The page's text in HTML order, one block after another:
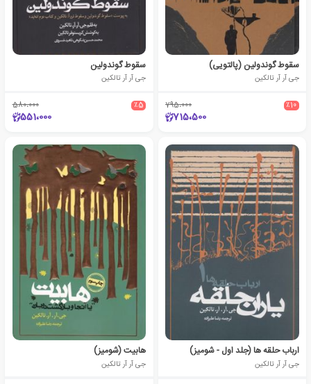
سقوط گوندولین (پالتویی)
جی آر آر تالکین
٪10 795،000
715،500
سقوط گوندولین
جی آر آر تالکین
٪5 580،000
551،000
ارباب حلقه ها (جلد اول - شومیز)
جی آر آر تالکین
هابیت (شومیز)
جی آر آر تالکین